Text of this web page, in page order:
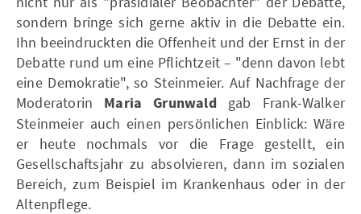
sondern bringe sich gerne aktiv in die Debatte ein.
Ihn beeindruckten die Offenheit und der Ernst in der
Debatte rund um eine Pflichtzeit – "denn davon lebt
eine Demokratie", so Steinmeier. Auf Nachfrage der
Moderatorin Maria Grunwaldgab Frank-Walker
Steinmeier auch einen persönlichen Einblick: Wäre
er heute nochmals vor die Frage gestellt, ein
Gesellschaftsjahr zu absolvieren, dann im sozialen
Bereich, zum Beispiel im Krankenhaus oder in der
Altenpflege.